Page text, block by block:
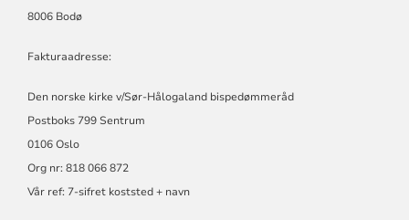
8006 Bodø
Fakturaadresse:
Den norske kirke v/Sør-Hålogaland bispedømmeråd
Postboks 799 Sentrum
0106 Oslo
Org nr: 818 066 872
Vår ref: 7-sifret koststed + navn